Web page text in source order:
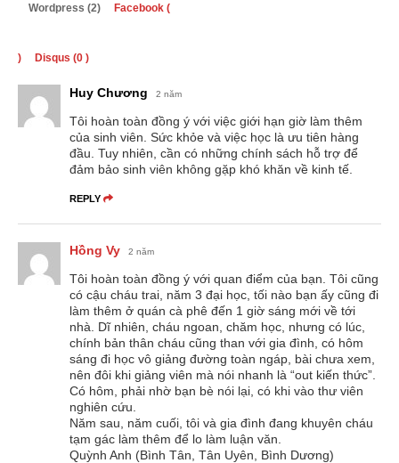
Wordpress (2) Facebook (
) Disqus (0 )
Huy Chương 2 năm
Tôi hoàn toàn đồng ý với việc giới hạn giờ làm thêm
của sinh viên. Sức khỏe và việc học là ưu tiên hàng
đầu. Tuy nhiên, cần có những chính sách hỗ trợ để
đảm bảo sinh viên không gặp khó khăn về kinh tế.
REPLY
Hồng Vy 2 năm
Tôi hoàn toàn đồng ý với quan điểm của bạn. Tôi cũng
có cậu cháu trai, năm 3 đại học, tối nào bạn ấy cũng đi
làm thêm ở quán cà phê đến 1 giờ sáng mới về tới
nhà. Dĩ nhiên, cháu ngoan, chăm học, nhưng có lúc,
chính bản thân cháu cũng than với gia đình, có hôm
sáng đi học vô giảng đường toàn ngáp, bài chưa xem,
nên đôi khi giảng viên mà nói nhanh là “out kiến thức”.
Có hôm, phải nhờ bạn bè nói lại, có khi vào thư viên
nghiên cứu.
Năm sau, năm cuối, tôi và gia đình đang khuyên cháu
tạm gác làm thêm để lo làm luận văn.
Quỳnh Anh (Bình Tân, Tân Uyên, Bình Dương)